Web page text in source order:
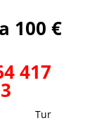
100 €
417
Tur